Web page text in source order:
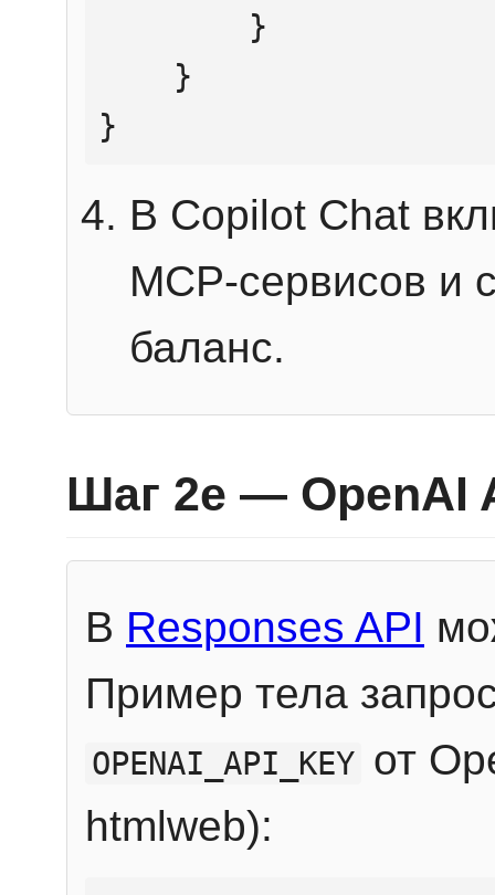
}
В Copilot Chat
MCP-сервисов и
баланс.
Шаг 2e — OpenAI
В Responses API
Пример тела
OPENAI_API_KEY от
htmlweb):